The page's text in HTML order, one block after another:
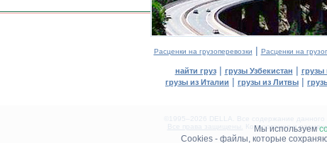
Мы используем
Cookies - файлы, которые
Расценки на грузоперевозки | Расценки на
найти груз| грузы Узбекистан | грузы
грузы из Италии | грузы из Литвы |
©1995–2026 DELLA. Все содержание данного
Все права защищены.
Копирование и